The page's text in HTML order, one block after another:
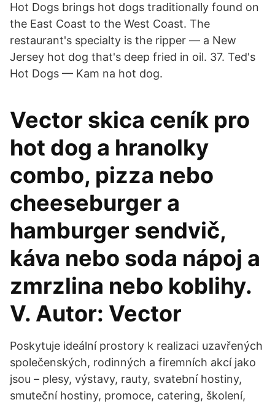
Hot Dogs brings hot dogs traditionally found on
the East Coast to the West Coast. The
restaurant's specialty is the ripper — a New
Jersey hot dog that's deep fried in oil. 37. Ted's
Hot Dogs — Kam na hot dog.
Vector skica ceník pro
hot dog a hranolky
combo, pizza nebo
cheeseburger a
hamburger sendvič,
káva nebo soda nápoj a
zmrzlina nebo koblihy.
V. Autor: Vector
Poskytuje ideální prostory k realizaci uzavřených
společenských, rodinných a firemních akcí jako
jsou – plesy, výstavy, rauty, svatební hostiny,
smuteční hostiny, promoce, catering, školení,